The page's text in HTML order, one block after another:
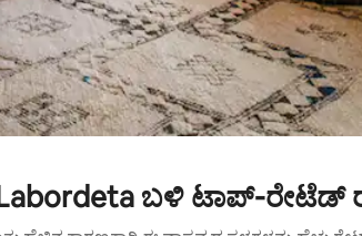
Labordeta ಬಳಿ ಟಾಪ್-